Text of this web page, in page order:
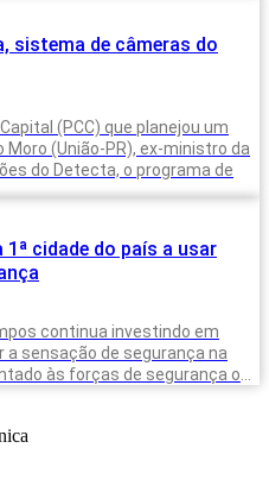
sistema de câmeras do
(PCC) que planejou um
(União-PR), ex-ministro da
do Detecta, o programa de
cidade do país a usar
continua investindo em
sensação de segurança na
às forças de segurança os